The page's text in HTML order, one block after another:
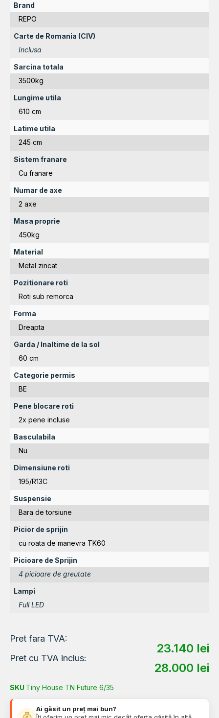
Brand
REPO
Carte de Romania (CIV)
Inclusa
Sarcina totala
3500kg
Lungime utila
610 cm
Latime utila
245 cm
Sistem franare
Cu franare
Numar de axe
2 axe
Masa proprie
450kg
Material
Metal zincat
Pozitionare roti
Roti sub remorca
Forma
Dreapta
Garda / Inaltime de la sol
60 cm
Categorie permis
BE
Pene blocare roti
2x pene incluse
Basculabila
Nu
Dimensiune roti
195/R13C
Suspensie
Bara de torsiune
Picior de sprijin
cu roata de manevra TK60
Picioare de Sprijin
4 picioare de greutate
Lampi
Full LED
Pret fara TVA:
23.140 lei
Pret cu TVA inclus:
28.000 lei
SKU Tiny House TN Future 6/35
Ai găsit un preț mai bun?